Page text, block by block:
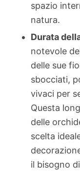
spazio
natura.
Durata
notevole
delle sue
sbocciati,
vivaci per
Questa
delle
scelta
il bisogno